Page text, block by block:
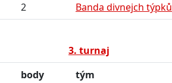
2 Banda divnejch týpků
3. turnaj
body
tým